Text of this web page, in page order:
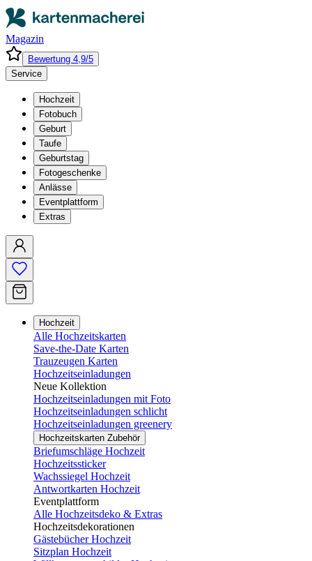
Magazin
Bewertung 4,9/5
Service
Hochzeit
Fotobuch
Geburt
Taufe
Geburtstag
Fotogeschenke
Anlässe
Eventplattform
Extras
Hochzeit
Alle Hochzeitskarten
Save-the-Date Karten
Trauzeugen Karten
Hochzeitseinladungen
Neue Kollektion
Hochzeitseinladungen mit Foto
Hochzeitseinladungen schlicht
Hochzeitseinladungen greenery
Hochzeitskarten Zubehör
Briefumschläge Hochzeit
Hochzeitssticker
Wachssiegel Hochzeit
Antwortkarten Hochzeit
Eventplattform
Alle Hochzeitsdeko & Extras
Hochzeitsdekorationen
Gästebücher Hochzeit
Sitzplan Hochzeit